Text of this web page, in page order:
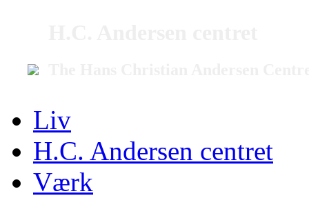
Liv
H.C. Andersen centret
Værk